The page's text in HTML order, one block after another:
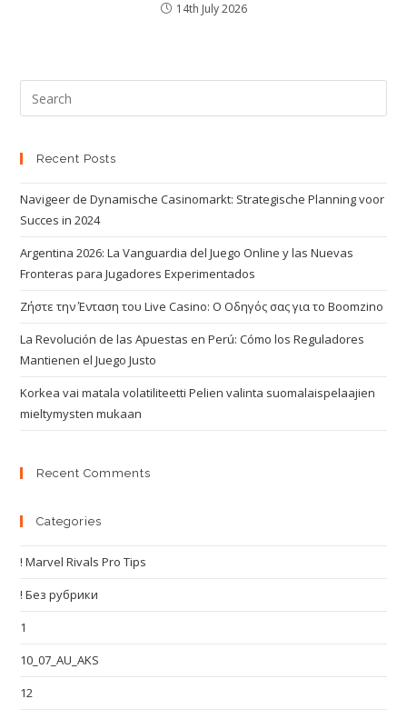
14th July 2026
Recent Posts
Navigeer de Dynamische Casinomarkt: Strategische Planning voor
Succes in 2024
Argentina 2026: La Vanguardia del Juego Online y las Nuevas
Fronteras para Jugadores Experimentados
Ζήστε την Ένταση του Live Casino: Ο Οδηγός σας για το Boomzino
La Revolución de las Apuestas en Perú: Cómo los Reguladores
Mantienen el Juego Justo
Korkea vai matala volatiliteetti Pelien valinta suomalaispelaajien
mieltymysten mukaan
Recent Comments
Categories
! Marvel Rivals Pro Tips
! Без рубрики
1
10_07_AU_AKS
12